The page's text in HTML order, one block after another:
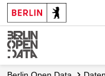
Skip
to
main
content